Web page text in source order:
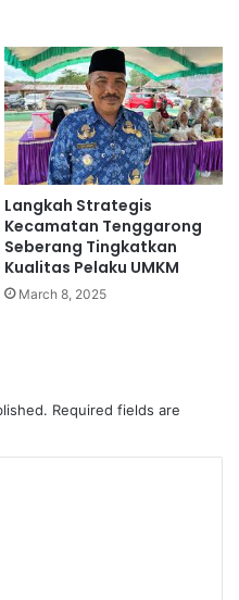
Langkah Strategis
Kecamatan Tenggarong
Seberang Tingkatkan
Kualitas Pelaku UMKM
March 8, 2025
Required fields are